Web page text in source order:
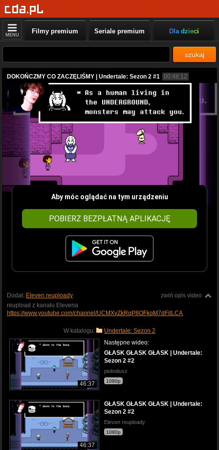
MENU Filmy premium Seriale premium Dla dzieci
szukaj
DOKOŃCZMY CO ZACZĘLIŚMY | Undertale: Sezon 2 #1 00:48:12
Aby móc oglądać na tym urządzeniu
POBIERZ BEZPŁATNĄ APLIKACJĘ
zwiń opis video
Dodał: Eleven reuploady
reupload z kanału Elevena
https://www.youtube.com/channel/UCMXvZkRqP8OFkqM7dFilLCA
W katalogu: Undertale: Sezon 2
46:37
Następne wideo:
GŁASK GŁASK GŁASK | Undertale:
Sezon 2 #2
piolodiusz
1080p
46:37
GŁASK GŁASK GŁASK | Undertale:
Sezon 2 #2
Eleven reuploady
1080p